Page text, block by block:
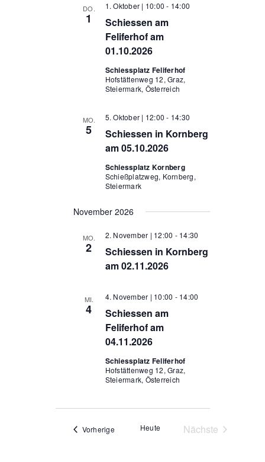
DO.
1
Schiessen am
Feliferhof am
01.10.2026
1. Oktober | 10:00 - 14:00
Schiessplatz Feliferhof
Hofstättenweg 12, Graz,
Steiermark, Österreich
MO.
5
Schiessen in Kornberg
am 05.10.2026
5. Oktober | 12:00 - 14:30
Schiessplatz Kornberg
Schießplatzweg, Kornberg,
Steiermark
November 2026
MO.
2
Schiessen in Kornberg
am 02.11.2026
2. November | 12:00 - 14:30
MI.
4
Schiessen am
Feliferhof am
04.11.2026
4. November | 10:00 - 14:00
Schiessplatz Feliferhof
Hofstättenweg 12, Graz,
Steiermark, Österreich
VorherigeVeranstaltungen
Heute
Nächste